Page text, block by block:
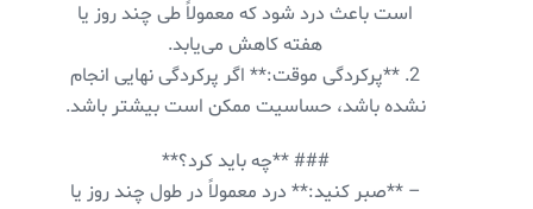
است باعث درد شود که معمولاً طی چند روز یا
هفته کاهش می‌یابد.
2. **پرکردگی موقت:** اگر پرکردگی نهایی انجام
نشده باشد، حساسیت ممکن است بیشتر باشد.
### **چه باید کرد؟**
– **صبر کنید:** درد معمولاً در طول چند روز یا